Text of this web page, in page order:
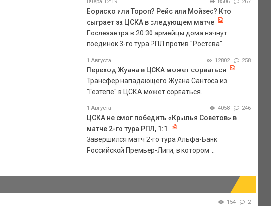
Вчера 12:19 8506 267
Бориско или Тороп? Рейс или Мойзес? Кто
сыграет за ЦСКА в следующем матче
Послезавтра в 20.30 армейцы дома начнут
поединок 3-го тура РПЛ против "Ростова".
1 Августа 12802 258
Переход Жуана в ЦСКА может сорваться
Трансфер нападающего Жуана Сантоса из
"Гезтепе" в ЦСКА может сорваться.
1 Августа 4058 246
ЦСКА не смог победить «Крылья Советов» в
матче 2-го тура РПЛ, 1:1
Завершился матч 2-го тура Альфа-Банк
Российской Премьер-Лиги, в котором ...
154 2